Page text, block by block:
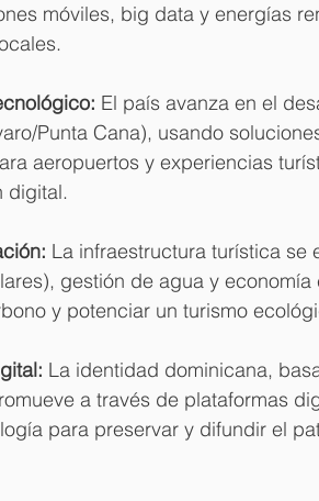
móviles, big data y energías
El país avanza en el
Punta Cana), usando
aeropuertos y experiencias
digital.
La infraestructura turística se
gestión de agua y
y potenciar un turismo
La identidad dominicana,
a través de plataformas
para preservar y difundir el